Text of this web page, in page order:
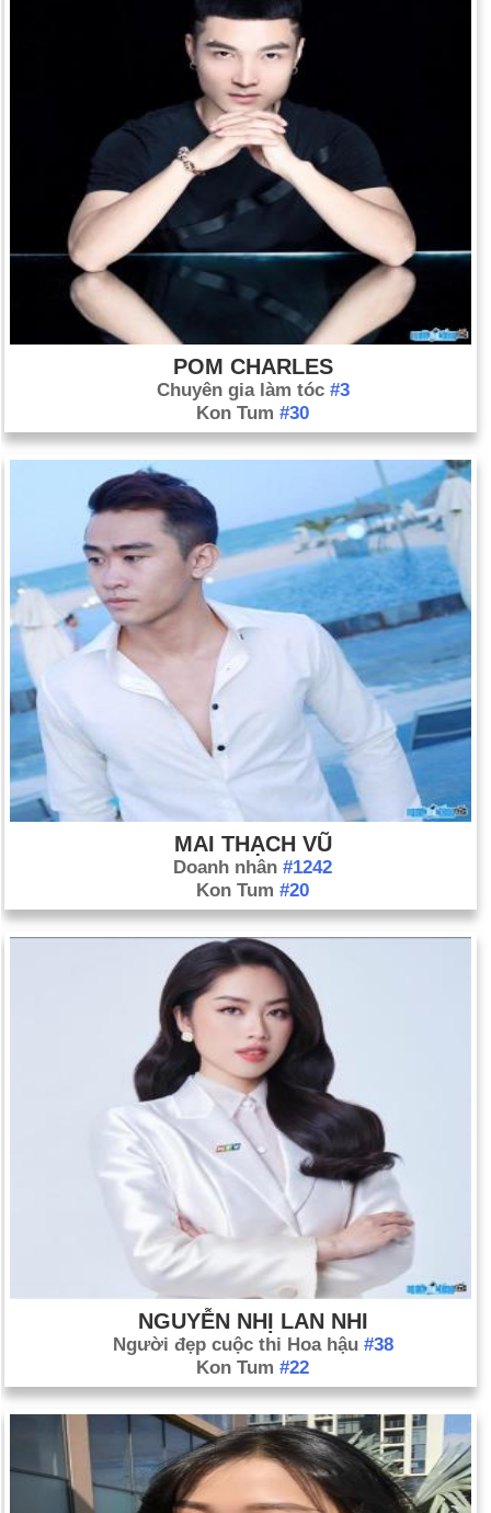
POM CHARLES
Chuyên gia làm tóc #3
Kon Tum #30
MAI THẠCH VŨ
Doanh nhân #1242
Kon Tum #20
NGUYỄN NHỊ LAN NHI
Người đẹp cuộc thi Hoa hậu #38
Kon Tum #22